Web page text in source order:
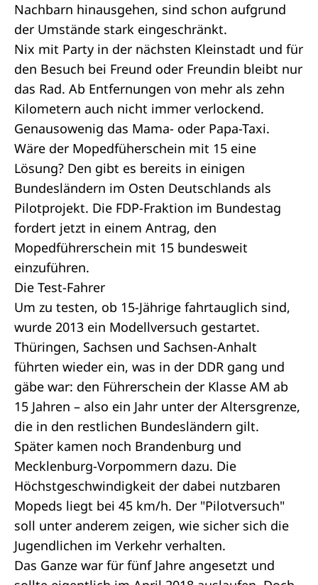
Nachbarn hinausgehen, sind schon aufgrund
der Umstände stark eingeschränkt.
Nix mit Party in der nächsten Kleinstadt und für
den Besuch bei Freund oder Freundin bleibt nur
das Rad. Ab Entfernungen von mehr als zehn
Kilometern auch nicht immer verlockend.
Genausowenig das Mama- oder Papa-Taxi.
Wäre der Mopedfüherschein mit 15 eine
Lösung? Den gibt es bereits in einigen
Bundesländern im Osten Deutschlands als
Pilotprojekt. Die FDP-Fraktion im Bundestag
fordert jetzt in einem Antrag, den
Mopedführerschein mit 15 bundesweit
einzuführen.
Die Test-Fahrer
Um zu testen, ob 15-Jährige fahrtauglich sind,
wurde 2013 ein Modellversuch gestartet.
Thüringen, Sachsen und Sachsen-Anhalt
führten wieder ein, was in der DDR gang und
gäbe war: den Führerschein der Klasse AM ab
15 Jahren – also ein Jahr unter der Altersgrenze,
die in den restlichen Bundesländern gilt.
Später kamen noch Brandenburg und
Mecklenburg-Vorpommern dazu. Die
Höchstgeschwindigkeit der dabei nutzbaren
Mopeds liegt bei 45 km/h. Der "Pilotversuch"
soll unter anderem zeigen, wie sicher sich die
Jugendlichen im Verkehr verhalten.
Das Ganze war für fünf Jahre angesetzt und